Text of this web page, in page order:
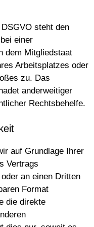
steht den
einer
dem Mitgliedstaat
Arbeitsplatzes oder
zu. Das
anderweitiger
Rechtsbehelfe.
auf Grundlage Ihrer
Vertrags
an einen Dritten
Format
die direkte